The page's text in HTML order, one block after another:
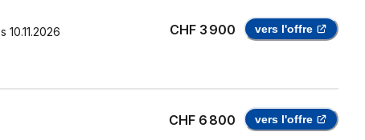
10.11.2026 CHF 3 900 vers l'offre
CHF 6 800 vers l'offre